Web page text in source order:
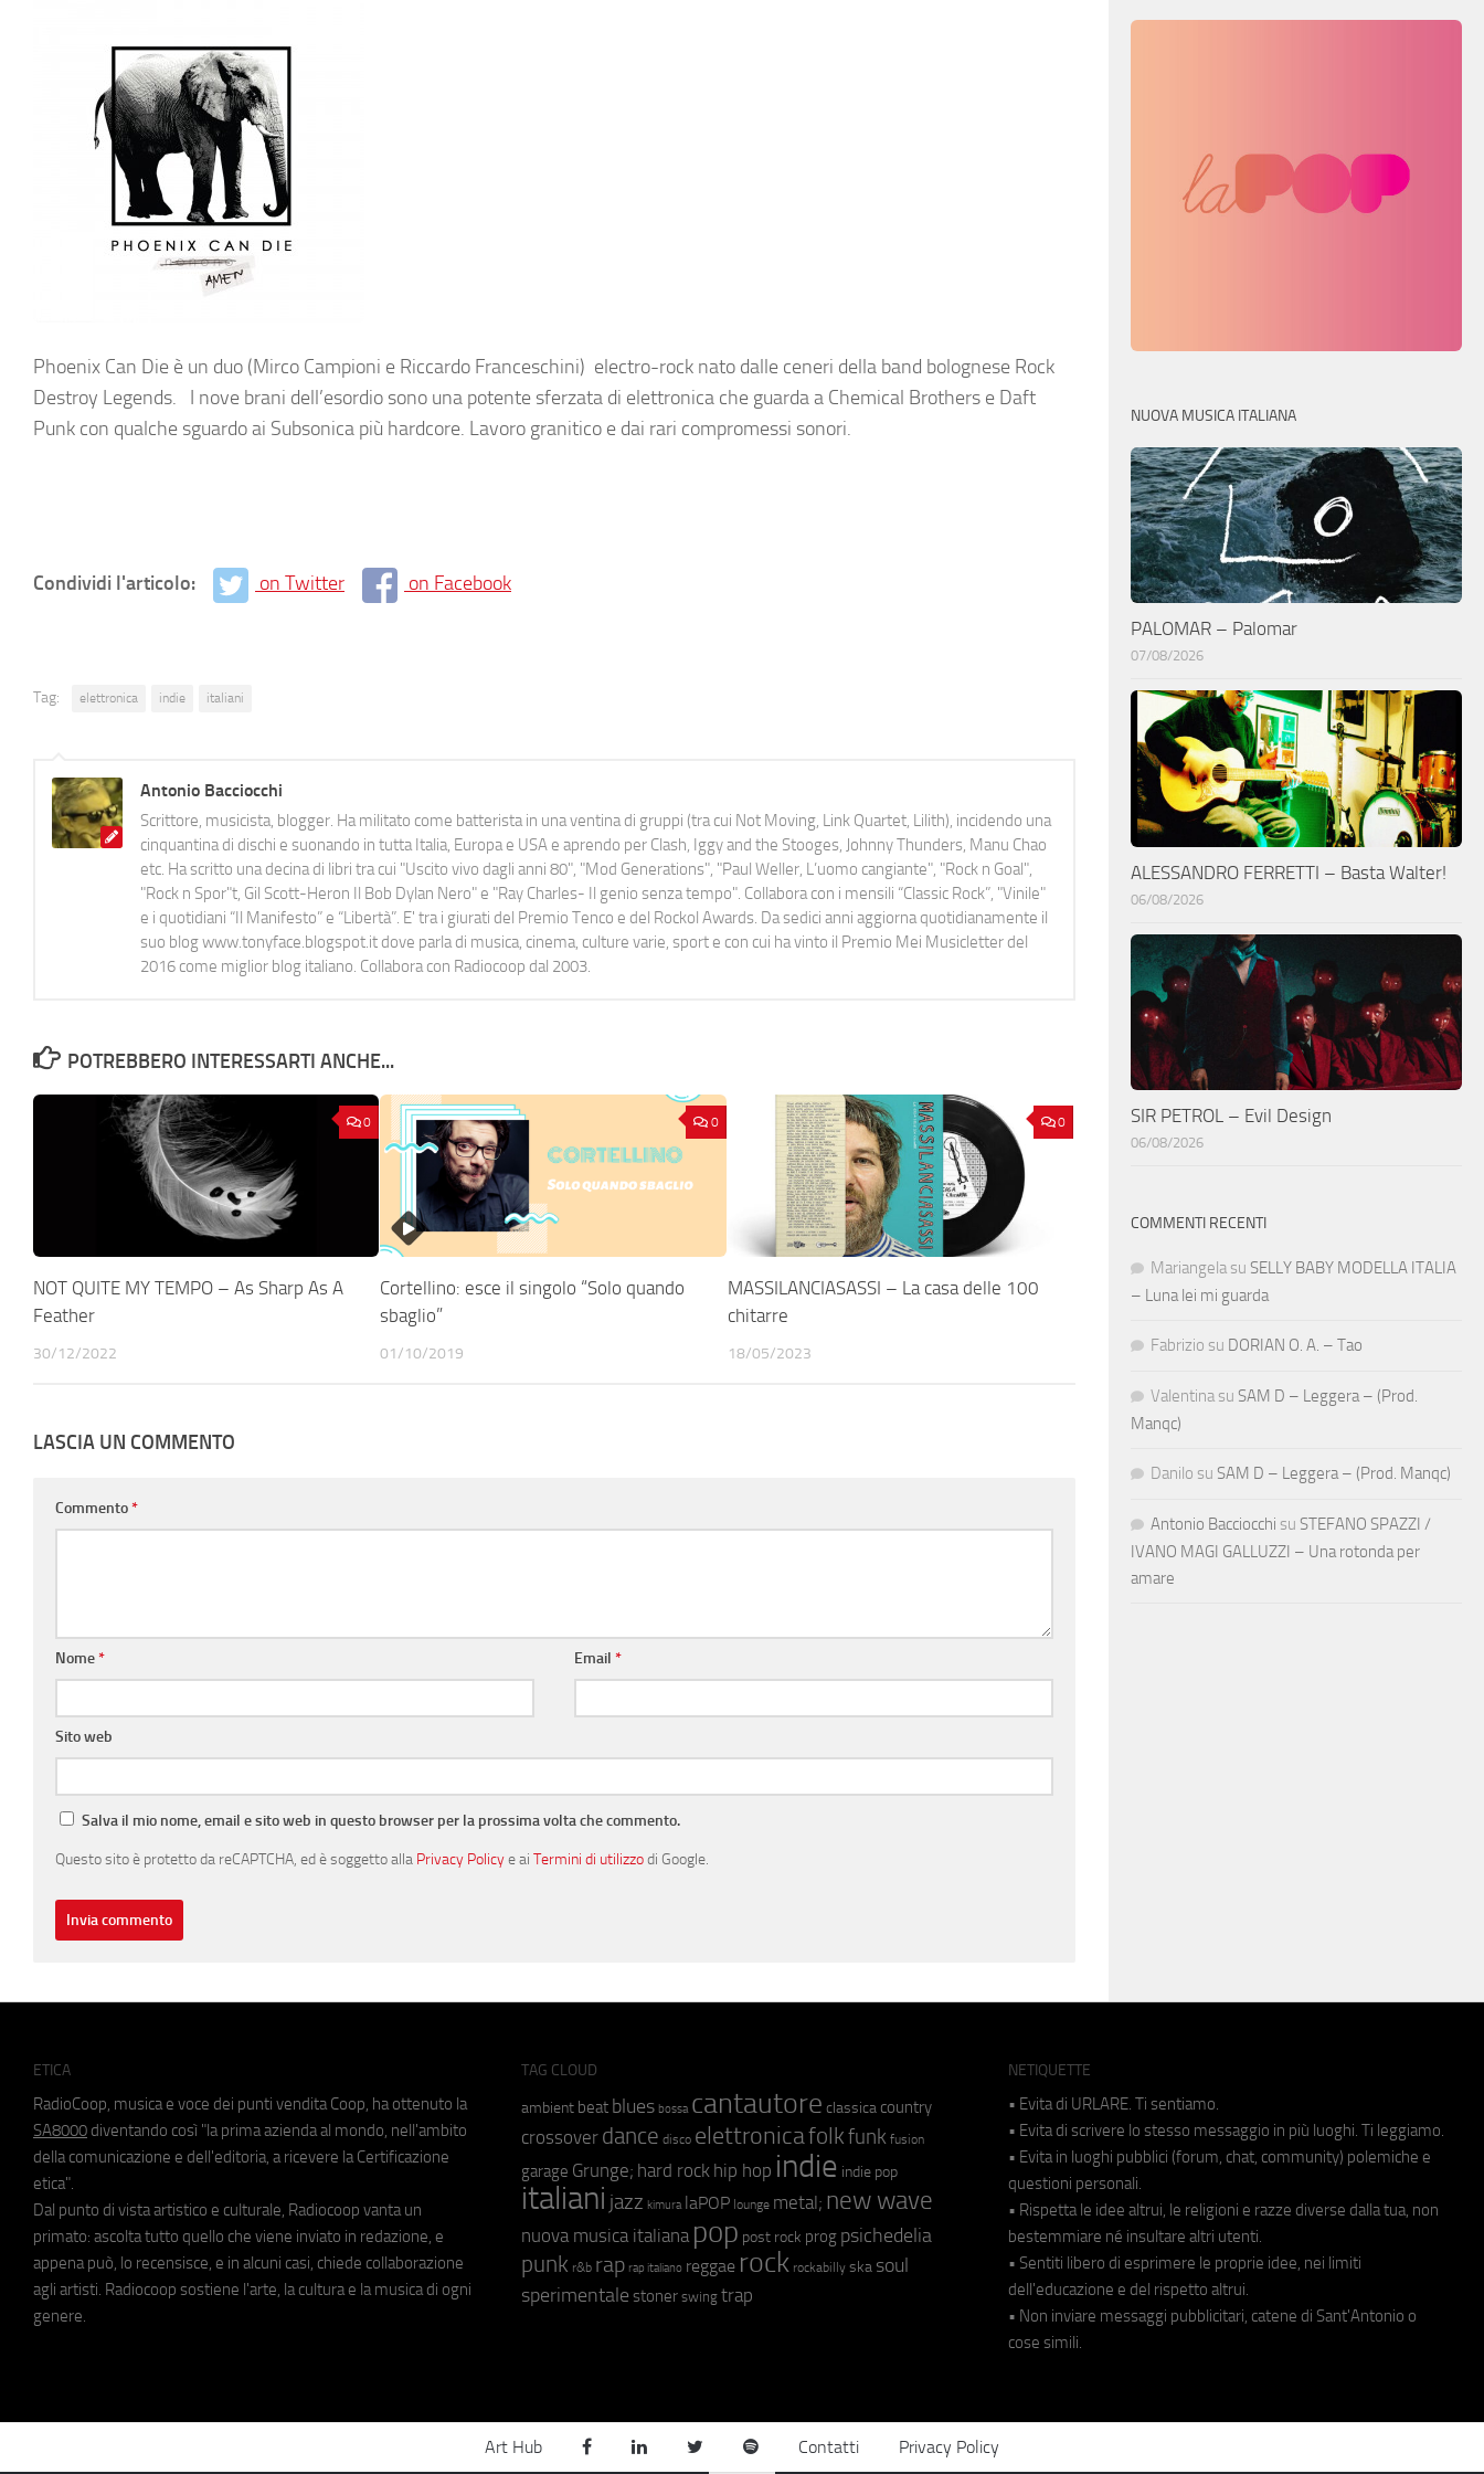
Phoenix Can Die è un duo (Mirco Campioni e Riccardo Franceschini) electro-rock nato dalle ceneri della band bolognese Rock
Destroy Legends. I nove brani dell’esordio sono una potente sferzata di elettronica che guarda a Chemical Brothers e Daft
Punk con qualche sguardo ai Subsonica più hardcore. Lavoro granitico e dai rari compromessi sonori.
Condividi l'articolo: on Twitter on Facebook
Tag: elettronica indie italiani
Antonio Bacciocchi
Scrittore, musicista, blogger. Ha militato come batterista in una ventina di gruppi (tra cui Not Moving, Link Quartet, Lilith), incidendo una
cinquantina di dischi e suonando in tutta Italia, Europa e USA e aprendo per Clash, Iggy and the Stooges, Johnny Thunders, Manu Chao
etc. Ha scritto una decina di libri tra cui "Uscito vivo dagli anni 80", "Mod Generations", "Paul Weller, L’uomo cangiante", "Rock n Goal",
"Rock n Spor"t, Gil Scott-Heron Il Bob Dylan Nero" e "Ray Charles- Il genio senza tempo". Collabora con i mensili “Classic Rock”, "Vinile"
e i quotidiani “Il Manifesto” e “Libertà”. E' tra i giurati del Premio Tenco e del Rockol Awards. Da sedici anni aggiorna quotidianamente il
suo blog www.tonyface.blogspot.it dove parla di musica, cinema, culture varie, sport e con cui ha vinto il Premio Mei Musicletter del
2016 come miglior blog italiano. Collabora con Radiocoop dal 2003.
POTREBBERO INTERESSARTI ANCHE...
0
NOT QUITE MY TEMPO – As Sharp As A
Feather
30/12/2022
0
Cortellino: esce il singolo “Solo quando
sbaglio”
01/10/2019
0
MASSILANCIASASSI – La casa delle 100
chitarre
18/05/2023
LASCIA UN COMMENTO
Commento*
Nome* Email*
Sito web
Salva il mio nome, email e sito web in questo browser per la prossima volta che commento.
Questo sito è protetto da reCAPTCHA, ed è soggetto alla Privacy Policye ai Termini di utilizzodi Google.
NUOVA MUSICA ITALIANA
PALOMAR – Palomar
07/08/2026
ALESSANDRO FERRETTI – Basta Walter!
06/08/2026
SIR PETROL – Evil Design
06/08/2026
COMMENTI RECENTI
Mariangela su SELLY BABY MODELLA ITALIA
– Luna lei mi guarda
Fabrizio su DORIAN O. A. – Tao
Valentina su SAM D – Leggera – (Prod.
Manqc)
Danilo su SAM D – Leggera – (Prod. Manqc)
Antonio Bacciocchi su STEFANO SPAZZI /
IVANO MAGI GALLUZZI – Una rotonda per
amare
ETICA
RadioCoop, musica e voce dei punti vendita Coop, ha ottenuto la
SA8000 diventando così "la prima azienda al mondo, nell'ambito
della comunicazione e dell'editoria, a ricevere la Certificazione
etica".
Dal punto di vista artistico e culturale, Radiocoop vanta un
primato: ascolta tutto quello che viene inviato in redazione, e
appena può, lo recensisce, e in alcuni casi, chiede collaborazione
agli artisti. Radiocoop sostiene l'arte, la cultura e la musica di ogni
genere.
TAG CLOUD
ambient beat blues bossa cantautore classica country
crossover dance disco elettronicafolkfunk fusion
garage Grunge; hard rock hip hop indie indie pop
italiani jazz kimura laPOP lounge metal; new wave
nuova musica italiana pop post rock prog psichedelia
punk r&b rap rap italiano reggae rock rockabilly ska soul
sperimentale stoner swing trap
NETIQUETTE
• Evita di URLARE. Ti sentiamo.
• Evita di scrivere lo stesso messaggio in più luoghi. Ti leggiamo.
• Evita in luoghi pubblici (forum, chat, community) polemiche e
questioni personali.
• Rispetta le idee altrui, le religioni e razze diverse dalla tua, non
bestemmiare né insultare altri utenti.
• Sentiti libero di esprimere le proprie idee, nei limiti
dell'educazione e del rispetto altrui.
• Non inviare messaggi pubblicitari, catene di Sant'Antonio o
cose simili.
Art Hub Contatti Privacy Policy